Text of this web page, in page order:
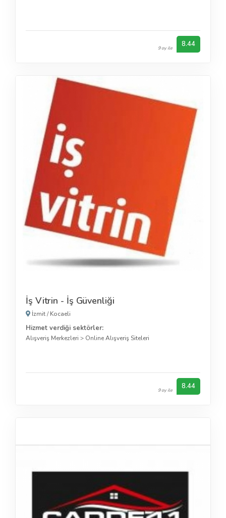
9 oy ile 8.44
İş Vitrin - İş Güvenliği
İzmit/Kocaeli
Hizmet verdiği sektörler:
Alışveriş Merkezleri > Online Alışveriş Siteleri
9 oy ile 8.44